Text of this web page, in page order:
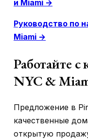
и Miami →
Руководство по
Miami →
Работайте с
NYC &
Предложение в
качественные
открытую